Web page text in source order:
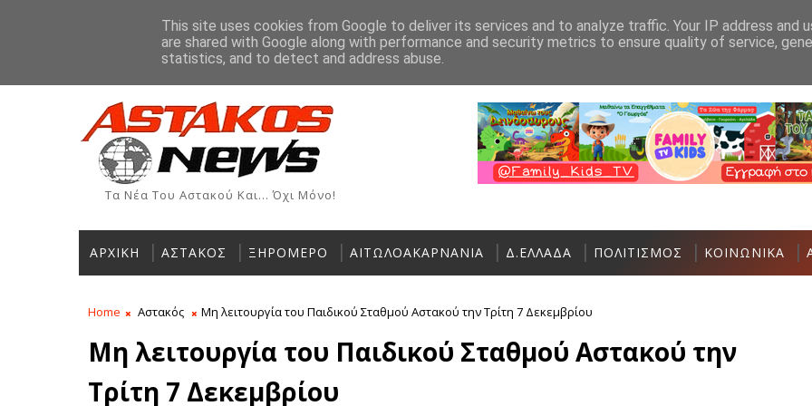
Ιστορία Χρήσιμα Τηλέφωνα Αγγελίες Ανακοίνωση Επικοινωνία
ΡΟΗ ΕΙΔΗΣΕΩΝ ΑΘΛΗΤΙΚΆ Αστακός: Πολιτιστικές και Αθλητικές
Τα Νέα Του Αστακού Και... Όχι Μόνο!
ΑΡΧΙΚΗ ΑΣΤΑΚΟΣ ΞΗΡΟΜΕΡΟ ΑΙΤΩΛΟΑΚΑΡΝΑΝΙΑ Δ.ΕΛΛΑΔΑ ΠΟΛΙΤΙΣΜΟΣ ΚΟΙΝΩΝΙΚΑ
Home Αστακός Μη λειτουργία του Παιδικού Σταθμού Αστακού την Τρίτη 7 Δεκεμβρίου
Μη λειτουργία του Παιδικού Σταθμού Αστακού την
Τρίτη 7 Δεκεμβρίου
This site uses cookies from Google to deliver its services and to analyze traffic. Your IP address and
are shared with Google along with performance and security metrics to ensure quality of service,
statistics, and to detect and address abuse.